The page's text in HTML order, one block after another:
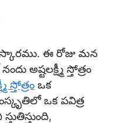
ఈ రోజు మన
అష్టలక్ష్మీ స్తోత్రం
స్తోత్రం ఒక
ఒక పవిత్ర